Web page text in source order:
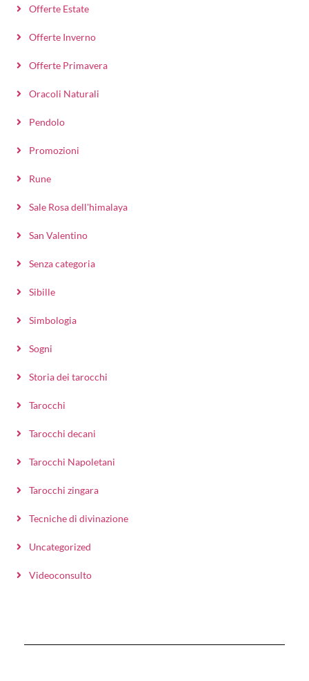
Offerte Estate
Offerte Inverno
Offerte Primavera
Oracoli Naturali
Pendolo
Promozioni
Rune
Sale Rosa dell'himalaya
San Valentino
Senza categoria
Sibille
Simbologia
Sogni
Storia dei tarocchi
Tarocchi
Tarocchi decani
Tarocchi Napoletani
Tarocchi zingara
Tecniche di divinazione
Uncategorized
Videoconsulto